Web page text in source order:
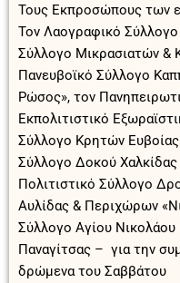
Τους Εκπροσώπους των
Τον Λαογραφικό Σύλλογο
Σύλλογο Μικρασιατών &
Πανευβοϊκό Σύλλογο
Ρώσος», τον
Εκπολιτιστικό
Σύλλογο Κρητών Ευβοίας
Σύλλογο Δοκού
Πολιτιστικό Σύλλογο
Αυλίδας & Περιχώρων
Σύλλογο Αγίου
Παναγίτσας – για την
δρώμενα του Σαββάτου